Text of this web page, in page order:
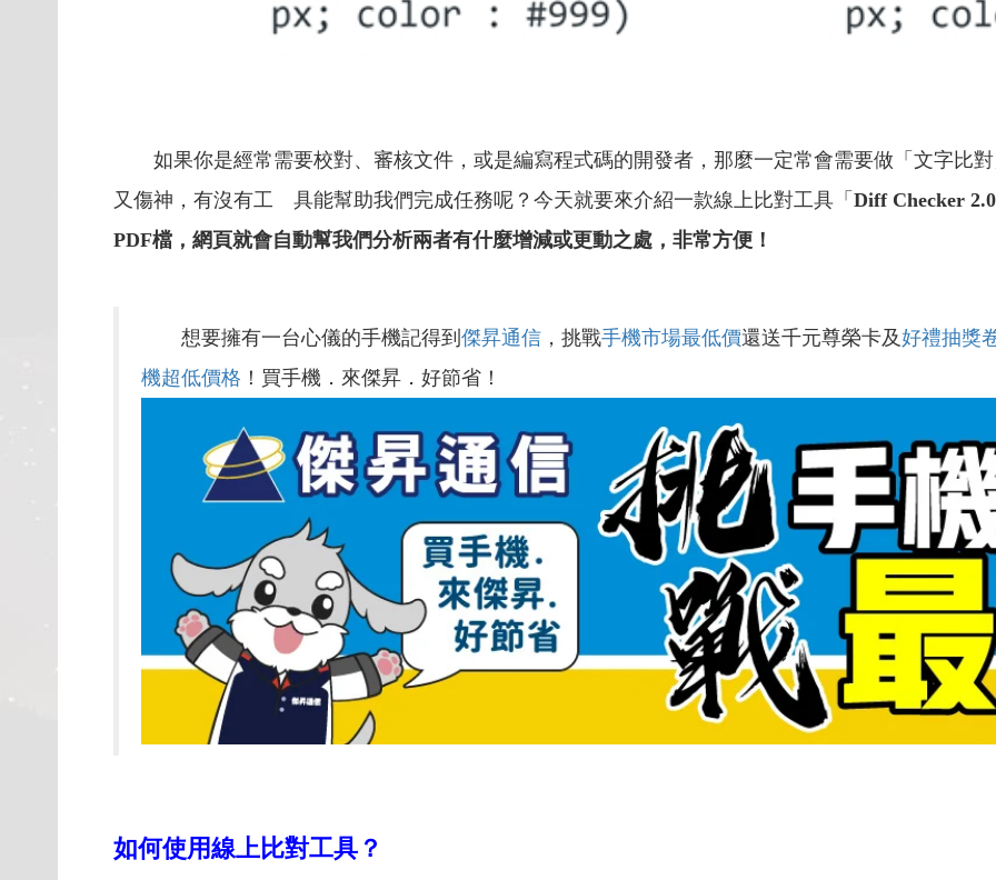
如果你是經常需要校對、審核文件，或是編寫程式碼的開發者，那麼一定常會需要做「文字比
又傷神，有沒有工 具能幫助我們完成任務呢？今天就要來介紹一款線上比對工具「 Diff Checker 2.0
PDF檔，網頁就會自動幫我們分析兩者有什麼增減或更動之處，非常方便！
想要擁有一台心儀的手機記得到 傑昇通信 ，挑戰手機市場最低價還送千元尊榮卡及好禮抽獎
機超低價格 ！買手機．來傑昇．好節省！
如何使用線上比對工具？